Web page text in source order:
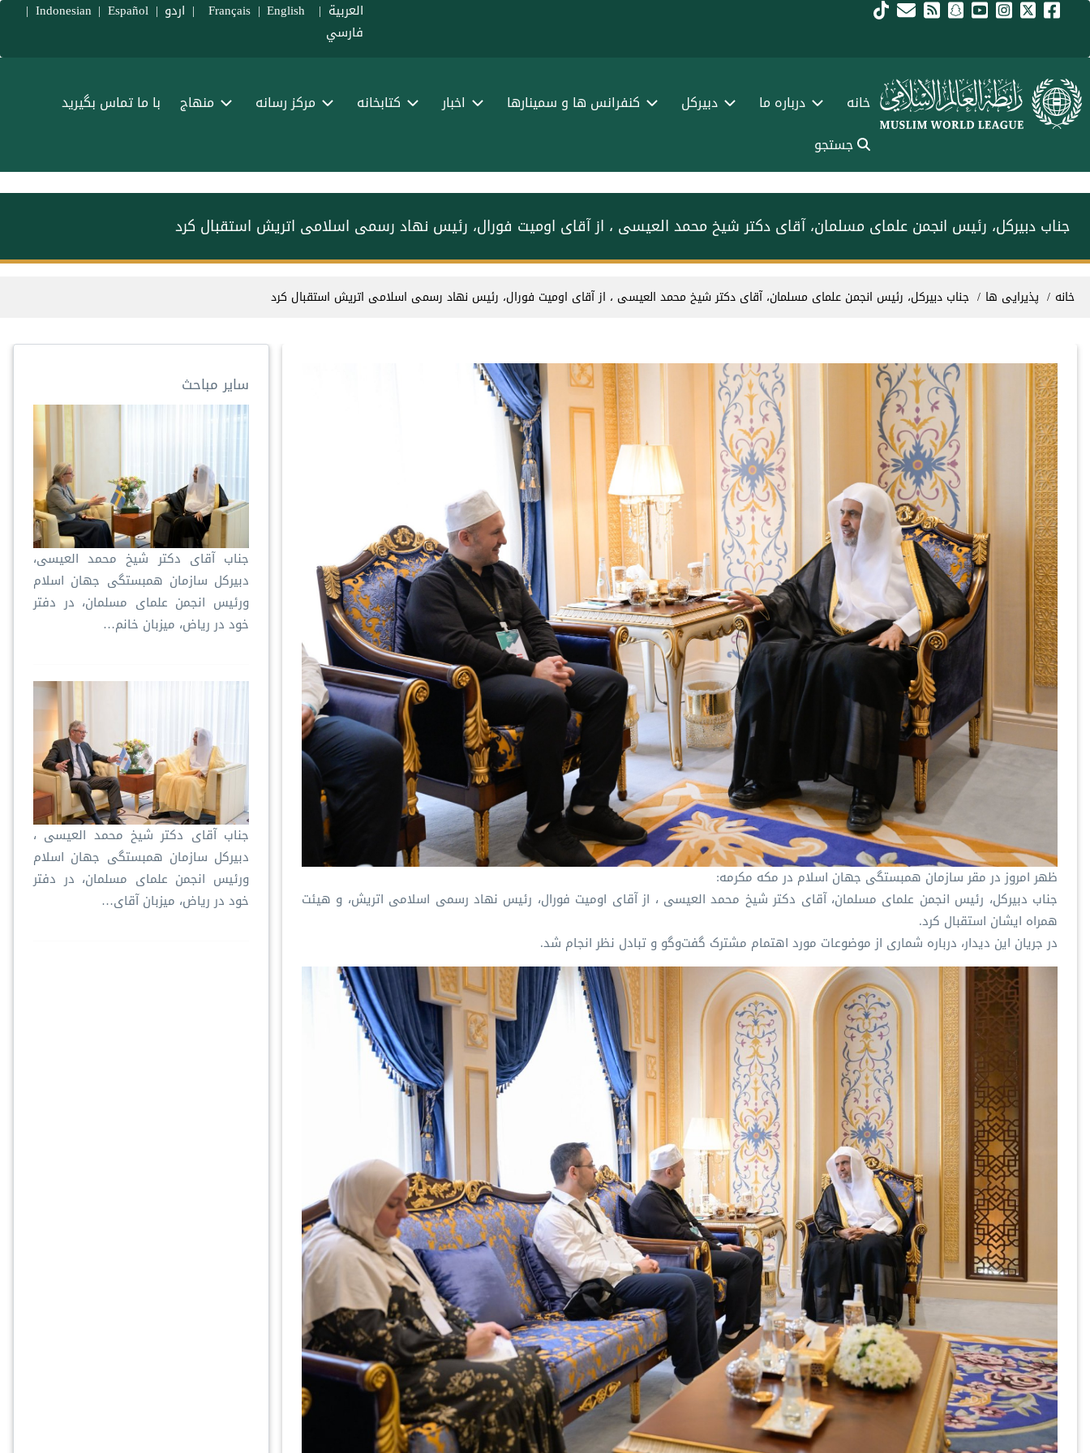
رفتن به محتوای اصلی العربية |
|English
| اردو |
Indonesian | Español
|
فارسي
Main navigation Farsi خانه درباره ما دبیرکل کنفرانس ها و سمینارها اخبار کتابخانه مرکز رسانه منهاج
با ما تماس بگیرید
جستجو
جناب دبیرکل، رئیس انجمن علمای مسلمان، آقای دکتر شیخ محمد العیسی ، از آقای اومیت فورال، رئیس نهاد رسمی اسلامی اتریش استقبال کرد
مسیر راهنما
خانه پذیرایی ها جناب دبیرکل، رئیس انجمن علمای مسلمان، آقای دکتر شیخ محمد العیسی ، از آقای اومیت فورال، رئیس نهاد رسمی اسلامی اتریش استقبال کرد
ظهر امروز در مقر سازمان همبستگی جهان اسلام در مکه مکرمه:
جناب دبیرکل، رئیس انجمن علمای مسلمان، آقای دکتر شیخ محمد العیسی ، از آقای اومیت فورال، رئیس نهاد رسمی اسلامی اتریش، و هیئت
همراه ایشان استقبال کرد.
در جریان این دیدار، درباره شماری از موضوعات مورد اهتمام مشترک گفت‌وگو و تبادل نظر انجام شد.
سایر مباحث
جناب آقای دکتر شیخ محمد العیسی،
دبیرکل سازمان همبستگی جهان اسلام
ورئیس انجمن علمای مسلمان، در دفتر
خود در ریاض، میزبان خانم…
جناب آقای دکتر شیخ محمد العیسی ،
دبیرکل سازمان همبستگی جهان اسلام
ورئیس انجمن علمای مسلمان، در دفتر
خود در ریاض، میزبان آقای…